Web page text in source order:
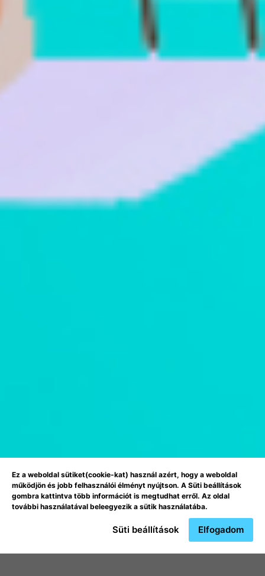
Ez a weboldal sütiket(cookie-kat) használ azért, hogy a weboldal
működjön és jobb felhasználói élményt nyújtson. A Süti beállítások
gombra kattintva több információt is megtudhat erről. Az oldal
további használatával beleegyezik a sütik használatába.
Süti beállítások Elfogadom